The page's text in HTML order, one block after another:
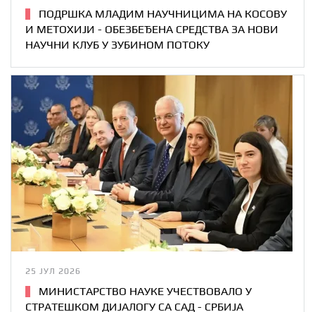
ПОДРШКА МЛАДИМ НАУЧНИЦИМА НА КОСОВУ
И МЕТОХИЈИ - ОБЕЗБЕЂЕНА СРЕДСТВА ЗА НОВИ
НАУЧНИ КЛУБ У ЗУБИНОМ ПОТОКУ
25 ЈУЛ 2026
МИНИСТАРСТВО НАУКЕ УЧЕСТВОВАЛО У
СТРАТЕШКОМ ДИЈАЛОГУ СА САД - СРБИЈА